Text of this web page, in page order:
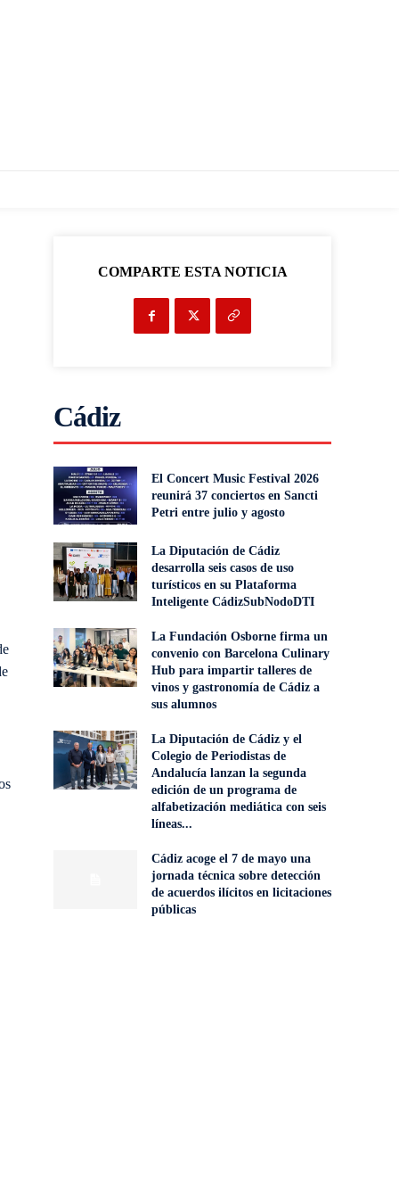
COMPARTE ESTA NOTICIA
Cádiz
El Concert Music Festival 2026
reunirá 37 conciertos en Sancti
Petri entre julio y agosto
La Diputación de Cádiz
desarrolla seis casos de uso
turísticos en su Plataforma
Inteligente CádizSubNodoDTI
La Fundación Osborne firma un
convenio con Barcelona Culinary
Hub para impartir talleres de
vinos y gastronomía de Cádiz a
sus alumnos
La Diputación de Cádiz y el
Colegio de Periodistas de
Andalucía lanzan la segunda
edición de un programa de
alfabetización mediática con seis
líneas...
Cádiz acoge el 7 de mayo una
jornada técnica sobre detección
de acuerdos ilícitos en licitaciones
públicas